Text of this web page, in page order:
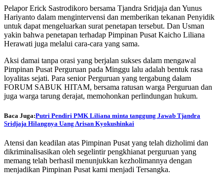
Pelapor Erick Sastrodikoro bersama Tjandra Sridjaja dan Yunus
Hariyanto dalam mengintervensi dan memberikan tekanan Penyidik
untuk dapat mengeluarkan surat penetapan tersebut. Dan Usman
yakin bahwa penetapan terhadap Pimpinan Pusat Kaicho Liliana
Herawati juga melalui cara-cara yang sama.
Aksi damai tanpa orasi yang berjalan sukses dalam mengawal
Pimpinan Pusat Perguruan pada Minggu lalu adalah bentuk rasa
loyalitas sejati. Para senior Perguruan yang tergabung dałam
FORUM SABUK HITAM, bersama ratusan warga Perguruan dan
juga warga tarung derajat, memohonkan perlindungan hukum.
Baca Juga:Putri Pendiri PMK Liliana minta tanggung Jawab Tjandra
Sridjaja Hilangnya Uang Arisan Kyokushinkai
Atensi dan keadilan atas Pimpinan Pusat yang telah dizholimi dan
dikriminalisasikan oleh segelintir pengkhianat perguruan yang
memang telah berhasil menunjukkan kezholimannya dengan
menjadikan Pimpinan Pusat kami menjadi Tersangka.